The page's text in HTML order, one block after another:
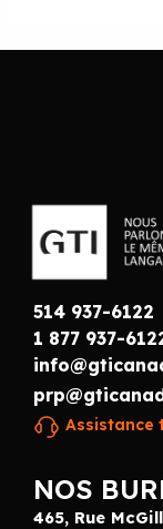
514 937-6122
1 877 937-
Assistance
NOS
465, Rue